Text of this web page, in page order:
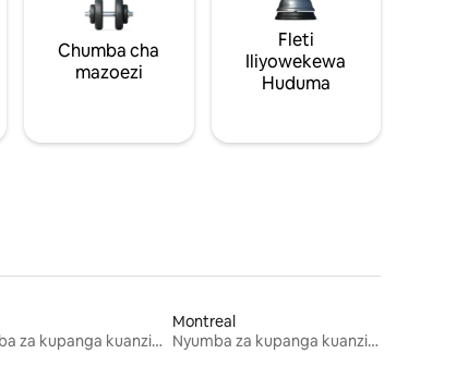
Chumba cha
mazoezi
Fleti
Iliyowekewa
Huduma
Nyumba za kupanga kuanzia mwezi mmoja
Montreal
Nyumba za kupanga kuanzia mwezi mmoja